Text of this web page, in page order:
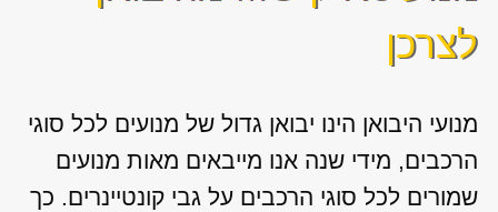
לצרכן
מנועי היבואן הינו יבואן גדול של מנועים לכל סוגי
הרכבים, מידי שנה אנו מייבאים מאות מנועים
שמורים לכל סוגי הרכבים על גבי קונטיינרים. כך